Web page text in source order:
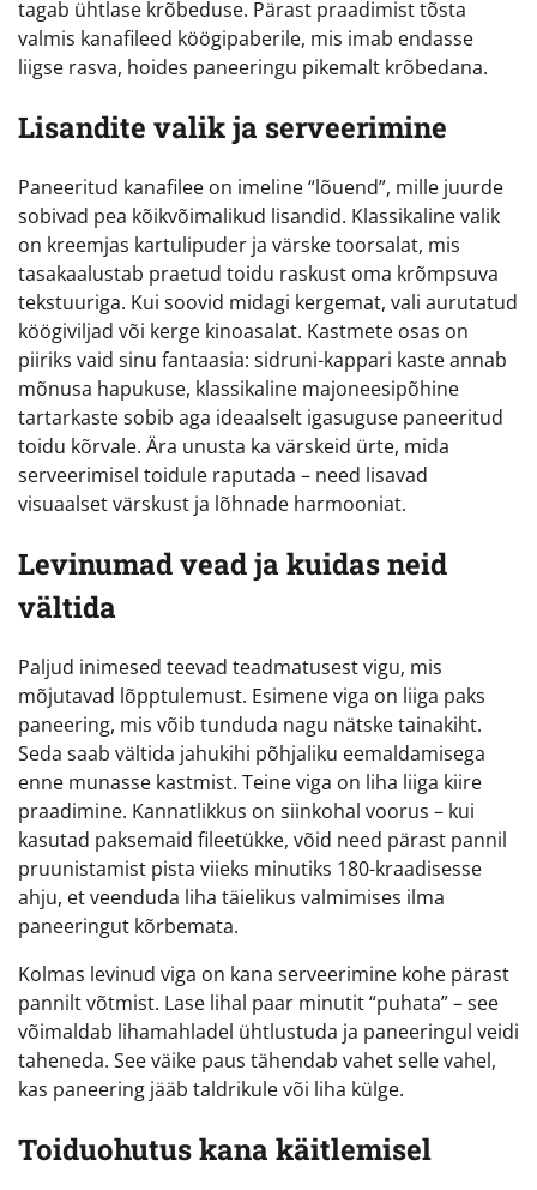
tagab ühtlase krõbeduse. Pärast praadimist tõsta
valmis kanafileed köögipaberile, mis imab endasse
liigse rasva, hoides paneeringu pikemalt krõbedana.
Lisandite valik ja serveerimine
Paneeritud kanafilee on imeline “lõuend”, mille juurde
sobivad pea kõikvõimalikud lisandid. Klassikaline valik
on kreemjas kartulipuder ja värske toorsalat, mis
tasakaalustab praetud toidu raskust oma krõmpsuva
tekstuuriga. Kui soovid midagi kergemat, vali aurutatud
köögiviljad või kerge kinoasalat. Kastmete osas on
piiriks vaid sinu fantaasia: sidruni-kappari kaste annab
mõnusa hapukuse, klassikaline majoneesipõhine
tartarkaste sobib aga ideaalselt igasuguse paneeritud
toidu kõrvale. Ära unusta ka värskeid ürte, mida
serveerimisel toidule raputada – need lisavad
visuaalset värskust ja lõhnade harmooniat.
Levinumad vead ja kuidas neid
vältida
Paljud inimesed teevad teadmatusest vigu, mis
mõjutavad lõpptulemust. Esimene viga on liiga paks
paneering, mis võib tunduda nagu nätske tainakiht.
Seda saab vältida jahukihi põhjaliku eemaldamisega
enne munasse kastmist. Teine viga on liha liiga kiire
praadimine. Kannatlikkus on siinkohal voorus – kui
kasutad paksemaid fileetükke, võid need pärast pannil
pruunistamist pista viieks minutiks 180-kraadisesse
ahju, et veenduda liha täielikus valmimises ilma
paneeringut kõrbemata.
Kolmas levinud viga on kana serveerimine kohe pärast
pannilt võtmist. Lase lihal paar minutit “puhata” – see
võimaldab lihamahladel ühtlustuda ja paneeringul veidi
taheneda. See väike paus tähendab vahet selle vahel,
kas paneering jääb taldrikule või liha külge.
Toiduohutus kana käitlemisel